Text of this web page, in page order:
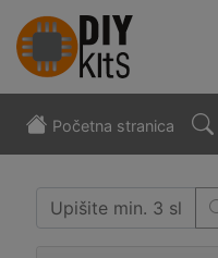
Početna stranica